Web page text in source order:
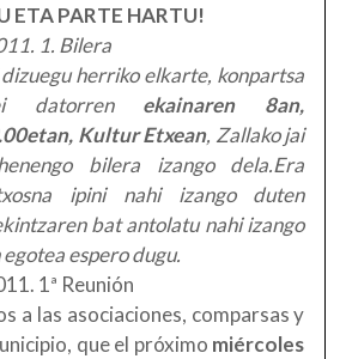
ETA PARTE HARTU!
1. Bilera
herriko elkarte, konpartsa
datorren ekainaren 8an,
Kultur Etxean, Zallako jai
bilera izango dela.Era
ipini nahi izango duten
bat antolatu nahi izango
espero dugu.
1ª Reunión
a las asociaciones, comparsas y
que el próximo miércoles